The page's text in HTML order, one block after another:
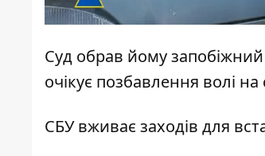
Суд обрав йому
очікує позбавлення волі
СБУ вживає заходів для